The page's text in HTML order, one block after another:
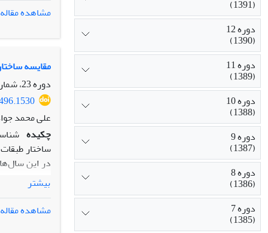
مشاهده مقاله
مقایسه
دوره 23، شماره 1، بهار 1401، صفحه
علی محمد
چکیده
در این
نوسان‌ها
داده‌اند.
تغییرات و
بیشتر
مشاهده مقاله
(1391)
دوره 12
(1390)
دوره 11
(1389)
دوره 10
(1388)
دوره 9
(1387)
دوره 8
(1386)
دوره 7
(1385)